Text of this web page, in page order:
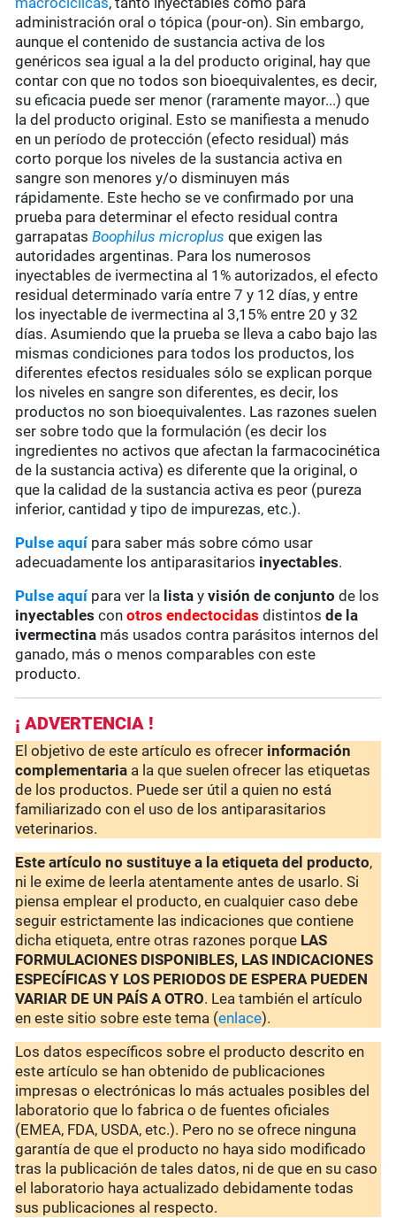
administración oral o tópica (pour-on). Sin embargo,
aunque el contenido de sustancia activa de los
genéricos sea igual a la del producto original, hay que
contar con que no todos son bioequivalentes, es decir,
su eficacia puede ser menor (raramente mayor...) que
la del producto original. Esto se manifiesta a menudo
en un período de protección (efecto residual) más
corto porque los niveles de la sustancia activa en
sangre son menores y/o disminuyen más
rápidamente. Este hecho se ve confirmado por una
prueba para determinar el efecto residual contra
garrapatasBoophilus microplus que exigen las
autoridades argentinas. Para los numerosos
inyectables de ivermectina al 1% autorizados, el efecto
residual determinado varía entre 7 y 12 días, y entre
los inyectable de ivermectina al 3,15% entre 20 y 32
días. Asumiendo que la prueba se lleva a cabo bajo las
mismas condiciones para todos los productos, los
diferentes efectos residuales sólo se explican porque
los niveles en sangre son diferentes, es decir, los
productos no son bioequivalentes. Las razones suelen
ser sobre todo que la formulación (es decir los
ingredientes no activos que afectan la farmacocinética
de la sustancia activa) es diferente que la original, o
que la calidad de la sustancia activa es peor (pureza
inferior, cantidad y tipo de impurezas, etc.).
Pulse aquípara saber más sobre cómo usar
adecuadamente los antiparasitarios inyectables.
Pulse aquí para ver la lista yvisión de conjunto de los
inyectables conotros endectocidas distintos de la
ivermectina más usados contra parásitos internos del
ganado, más o menos comparables con este
producto.
¡ ADVERTENCIA !
El objetivo de este artículo es ofrecer información
complementaria a la que suelen ofrecer las etiquetas
de los productos. Puede ser útil a quien no está
familiarizado con el uso de los antiparasitarios
veterinarios.
Este artículo no sustituye a la etiqueta del producto,
ni le exime de leerla atentamente antes de usarlo. Si
piensa emplear el producto, en cualquier caso debe
seguir estrictamente las indicaciones que contiene
dicha etiqueta, entre otras razones porque LAS
FORMULACIONES DISPONIBLES, LAS INDICACIONES
ESPECÍFICAS Y LOS PERIODOS DE ESPERA PUEDEN
VARIAR DE UN PAÍS A OTRO. Lea también el artículo
en este sitio sobre este tema (enlace).
Los datos específicos sobre el producto descrito en
este artículo se han obtenido de publicaciones
impresas o electrónicas lo más actuales posibles del
laboratorio que lo fabrica o de fuentes oficiales
(EMEA, FDA, USDA, etc.). Pero no se ofrece ninguna
garantía de que el producto no haya sido modificado
tras la publicación de tales datos, ni de que en su caso
el laboratorio haya actualizado debidamente todas
sus publicaciones al respecto.